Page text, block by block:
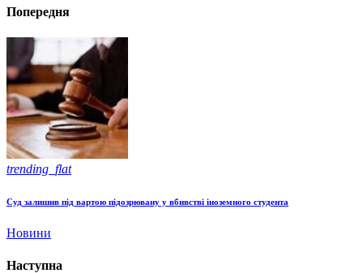
Попередня
trending_flat
Суд залишив під вартою підозрювану у вбивстві іноземного студента
Новини
Наступна